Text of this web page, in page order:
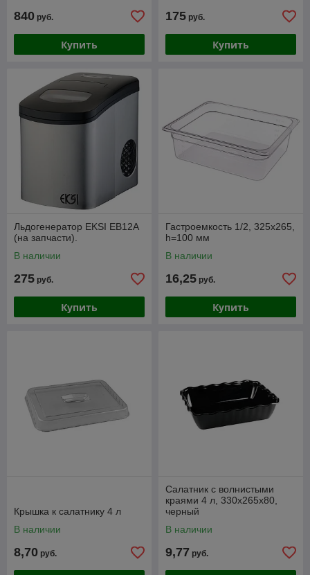
840 руб.
Купить
175 руб.
Купить
Льдогенератор EKSI EB12A
(на запчасти).
В наличии
275 руб.
Купить
Гастроемкость 1/2, 325x265,
h=100 мм
В наличии
16,25 руб.
Купить
Крышка к салатнику 4 л
В наличии
8,70 руб.
Салатник с волнистыми
краями 4 л, 330х265х80,
черный
В наличии
9,77 руб.